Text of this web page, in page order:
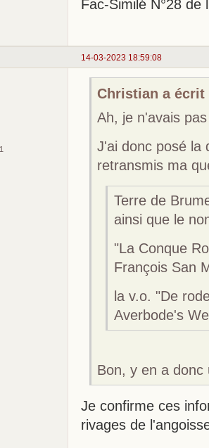
Fac-Similé N°28 de
14-03-2023 18:59:08
Christian a écrit
Ah, je n'avais
J'ai donc posé la
retransmis ma
Terre de
ainsi que le
"La Conque
François San
la v.o. "De
Averbode's
Bon, y en a
Je confirme ces
rivages de